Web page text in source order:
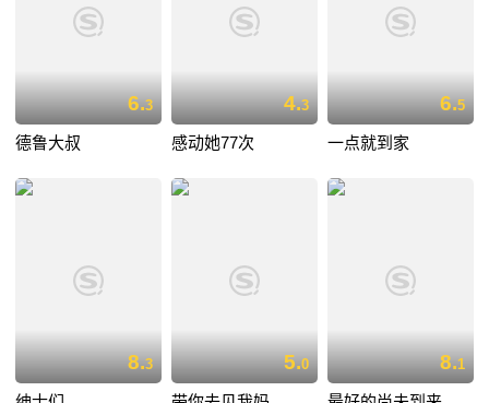
6.3
德鲁大叔
4.3
感动她77次
6.5
一点就到家
8.3 5.0 8.1